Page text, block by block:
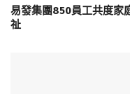
易發集團850員工共度家
祉